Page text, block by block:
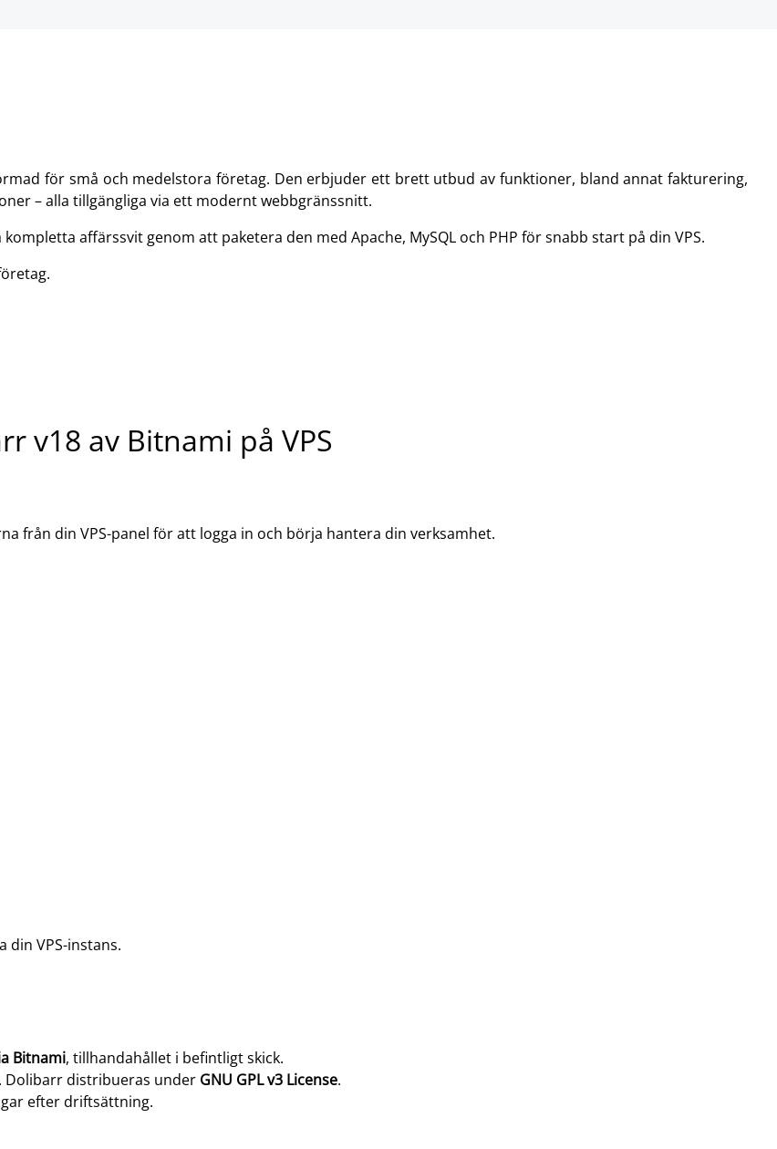
för små och medelstora företag. Den erbjuder ett brett utbud av funktioner, bland annat fakturering,
– alla tillgängliga via ett modernt webbgränssnitt.
affärssvit genom att paketera den med Apache, MySQL och PHP för snabb start på din VPS.
v18 av Bitnami på VPS
från din VPS-panel för att logga in och börja hantera din verksamhet.
din VPS-instans.
Bitnami, tillhandahållet i befintligt skick.
Dolibarr distribueras under GNU GPL v3 License.
efter driftsättning.